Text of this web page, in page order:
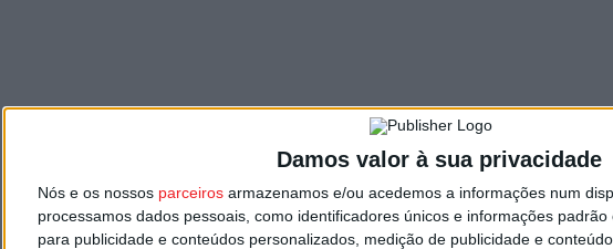
Damos valor à sua privacidade
Nós e os nossos parceiros armazenamos e/ou acedemos a informações num
processamos dados pessoais, como identificadores únicos e informações
para publicidade e conteúdos personalizados, medição de publicidade e